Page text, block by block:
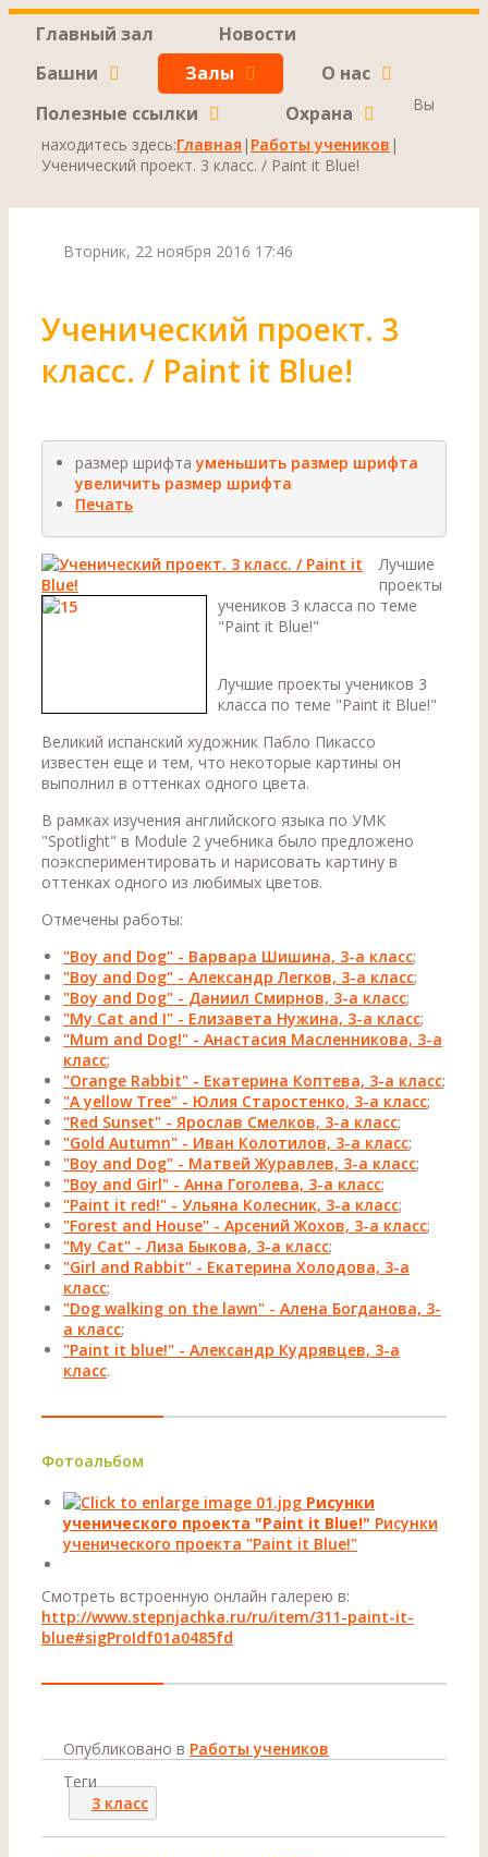
Главный зал
Новости
Башни
Залы
О нас
Полезные ссылки
Охрана
Вы
находитесь здесь:Главная | Работы учеников |
Ученический проект. 3 класс. / Paint it Blue!
Вторник, 22 ноября 2016 17:46
Ученический проект. 3
класс. / Paint it Blue!
размер шрифта уменьшить размер шрифта
увеличить размер шрифта
Печать
Лучшие
проекты
учеников 3 класса по теме
"Paint it Blue!"
Лучшие проекты учеников 3
класса по теме "Paint it Blue!"
Великий испанский художник Пабло Пикассо
известен еще и тем, что некоторые картины он
выполнил в оттенках одного цвета.
В рамках изучения английского языка по УМК
"Spotlight" в Module 2 учебника было предложено
поэкспериментировать и нарисовать картину в
оттенках одного из любимых цветов.
Отмечены работы:
"Boy and Dog" - Варвара Шишина, 3-а класс;
"Boy and Dog" - Александр Легков, 3-а класс;
"Boy and Dog" - Даниил Смирнов, 3-а класс;
"My Cat and I" - Елизавета Нужина, 3-а класс;
"Mum and Dog!" - Анастасия Масленникова, 3-а
класс;
"Orange Rabbit" - Екатерина Коптева, 3-а класс;
"A yellow Tree" - Юлия Старостенко, 3-а класс;
"Red Sunset" - Ярослав Смелков, 3-а класс;
"Gold Autumn" - Иван Колотилов, 3-а класс;
"Boy and Dog" - Матвей Журавлев, 3-а класс;
"Boy and Girl" - Анна Гоголева, 3-а класс;
"Paint it red!" - Ульяна Колесник, 3-а класс;
"Forest and House" - Арсений Жохов, 3-а класс;
"My Cat" - Лиза Быкова, 3-а класс;
"Girl and Rabbit" - Екатерина Холодова, 3-а
класс;
"Dog walking on the lawn" - Алена Богданова, 3-
а класс;
"Paint it blue!" - Александр Кудрявцев, 3-а
класс.
Фотоальбом
Рисунки
ученического проекта "Paint it Blue!" Рисунки
ученического проекта "Paint it Blue!"
Смотреть встроенную онлайн галерею в:
http://www.stepnjachka.ru/ru/item/311-paint-it-
blue#sigProIdf01a0485fd
Опубликовано в Работы учеников
Теги
3 класс